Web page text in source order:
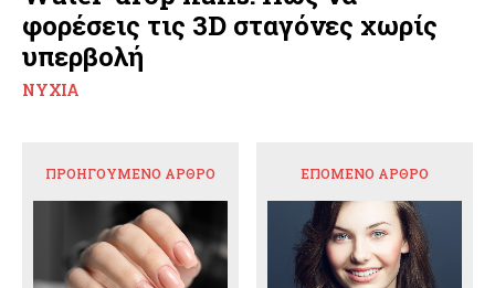
φορέσεις τις 3D σταγόνες χωρίς
υπερβολή
ΝΎΧΙΑ
ΠΡΟΗΓΟΎΜΕΝΟ ΆΡΘΡΟ ΕΠΌΜΕΝΟ ΆΡΘΡΟ